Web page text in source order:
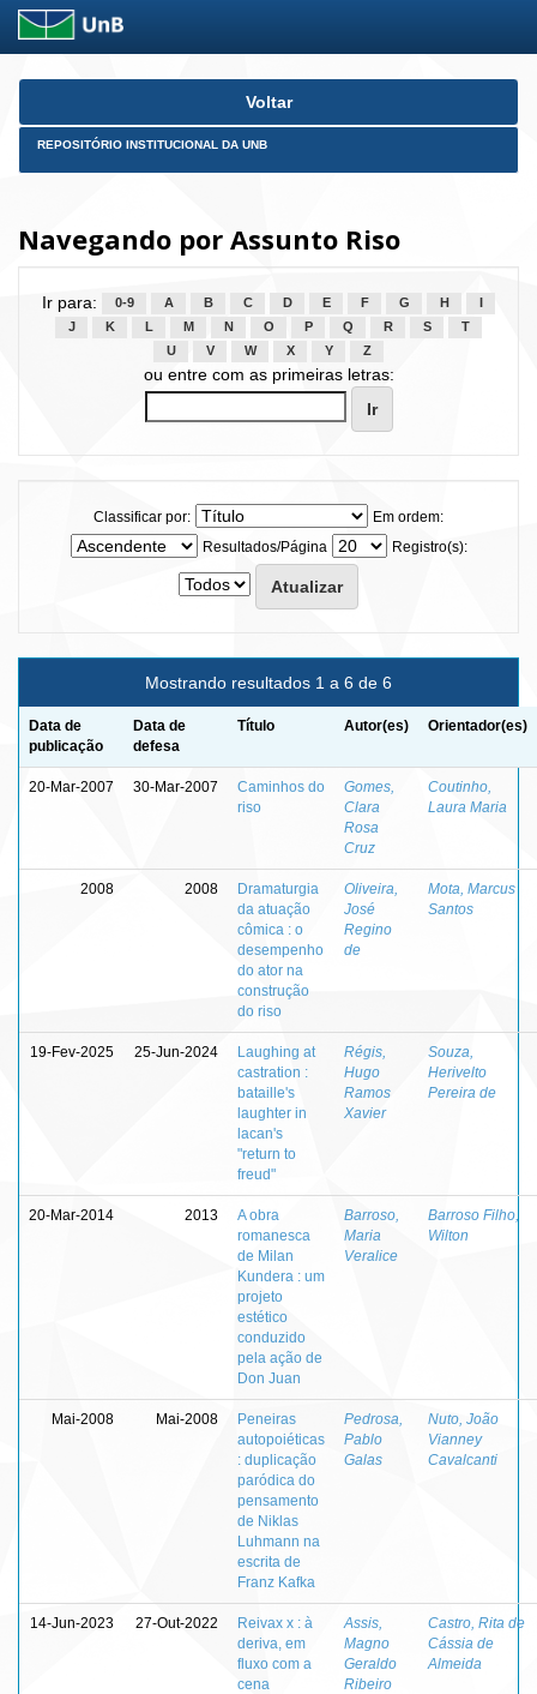
Skip
Voltar
REPOSITÓRIO INSTITUCIONAL DA UNB
Navegando por Assunto Riso
Ir para: 0-9 A B C D E F G H
J
K L M N O P Q R S
T
U
V W X Y Z
ou entre com as primeiras letras:
Classificar por:
Em ordem:
Resultados/Página
Registro(s):
Mostrando resultados 1 a 6 de 6
Data de
publicação
Data de
defesa
Título Autor(es) Orientador(es)
20-Mar-2007 30-Mar-2007
Caminhos do
riso
Gomes,
Clara
Rosa
Cruz
Coutinho,
Laura Maria
2008 2008
Dramaturgia
da atuação
cômica : o
desempenho
do ator na
construção
do riso
Oliveira,
José
Regino
de
Mota, Marcus
Santos
19-Fev-2025 25-Jun-2024
Laughing at
castration :
bataille's
laughter in
lacan's
"return to
freud"
Régis,
Hugo
Ramos
Xavier
Souza,
Herivelto
Pereira de
20-Mar-2014 2013
A obra
romanesca
de Milan
Kundera : um
projeto
estético
conduzido
pela ação de
Don Juan
Barroso,
Maria
Veralice
Barroso Filho,
Wilton
Mai-2008 Mai-2008
Peneiras
autopoiéticas
: duplicação
paródica do
pensamento
de Niklas
Luhmann na
escrita de
Franz Kafka
Pedrosa,
Pablo
Galas
Nuto, João
Vianney
Cavalcanti
14-Jun-2023 27-Out-2022
Reivax x : à
deriva, em
fluxo com a
cena
Assis,
Magno
Geraldo
Ribeiro
Castro, Rita de
Cássia de
Almeida